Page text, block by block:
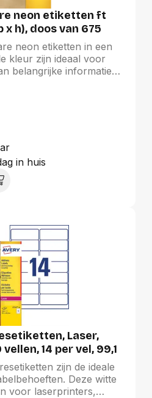
neon etiketten ft
x h), doos van 675
neongeel
neon etiketten in een
kleur zijn ideaal voor
belangrijke informatie.
gebruik met
& Print software. De
wat ze geschikt maakt
waar
is. Maak uw
met deze
in huis
Laser,
14 per vel, 99,1
zijn de ideale
Deze witte
voor laserprinters,